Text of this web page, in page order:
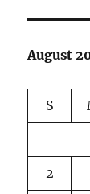
August
S
2